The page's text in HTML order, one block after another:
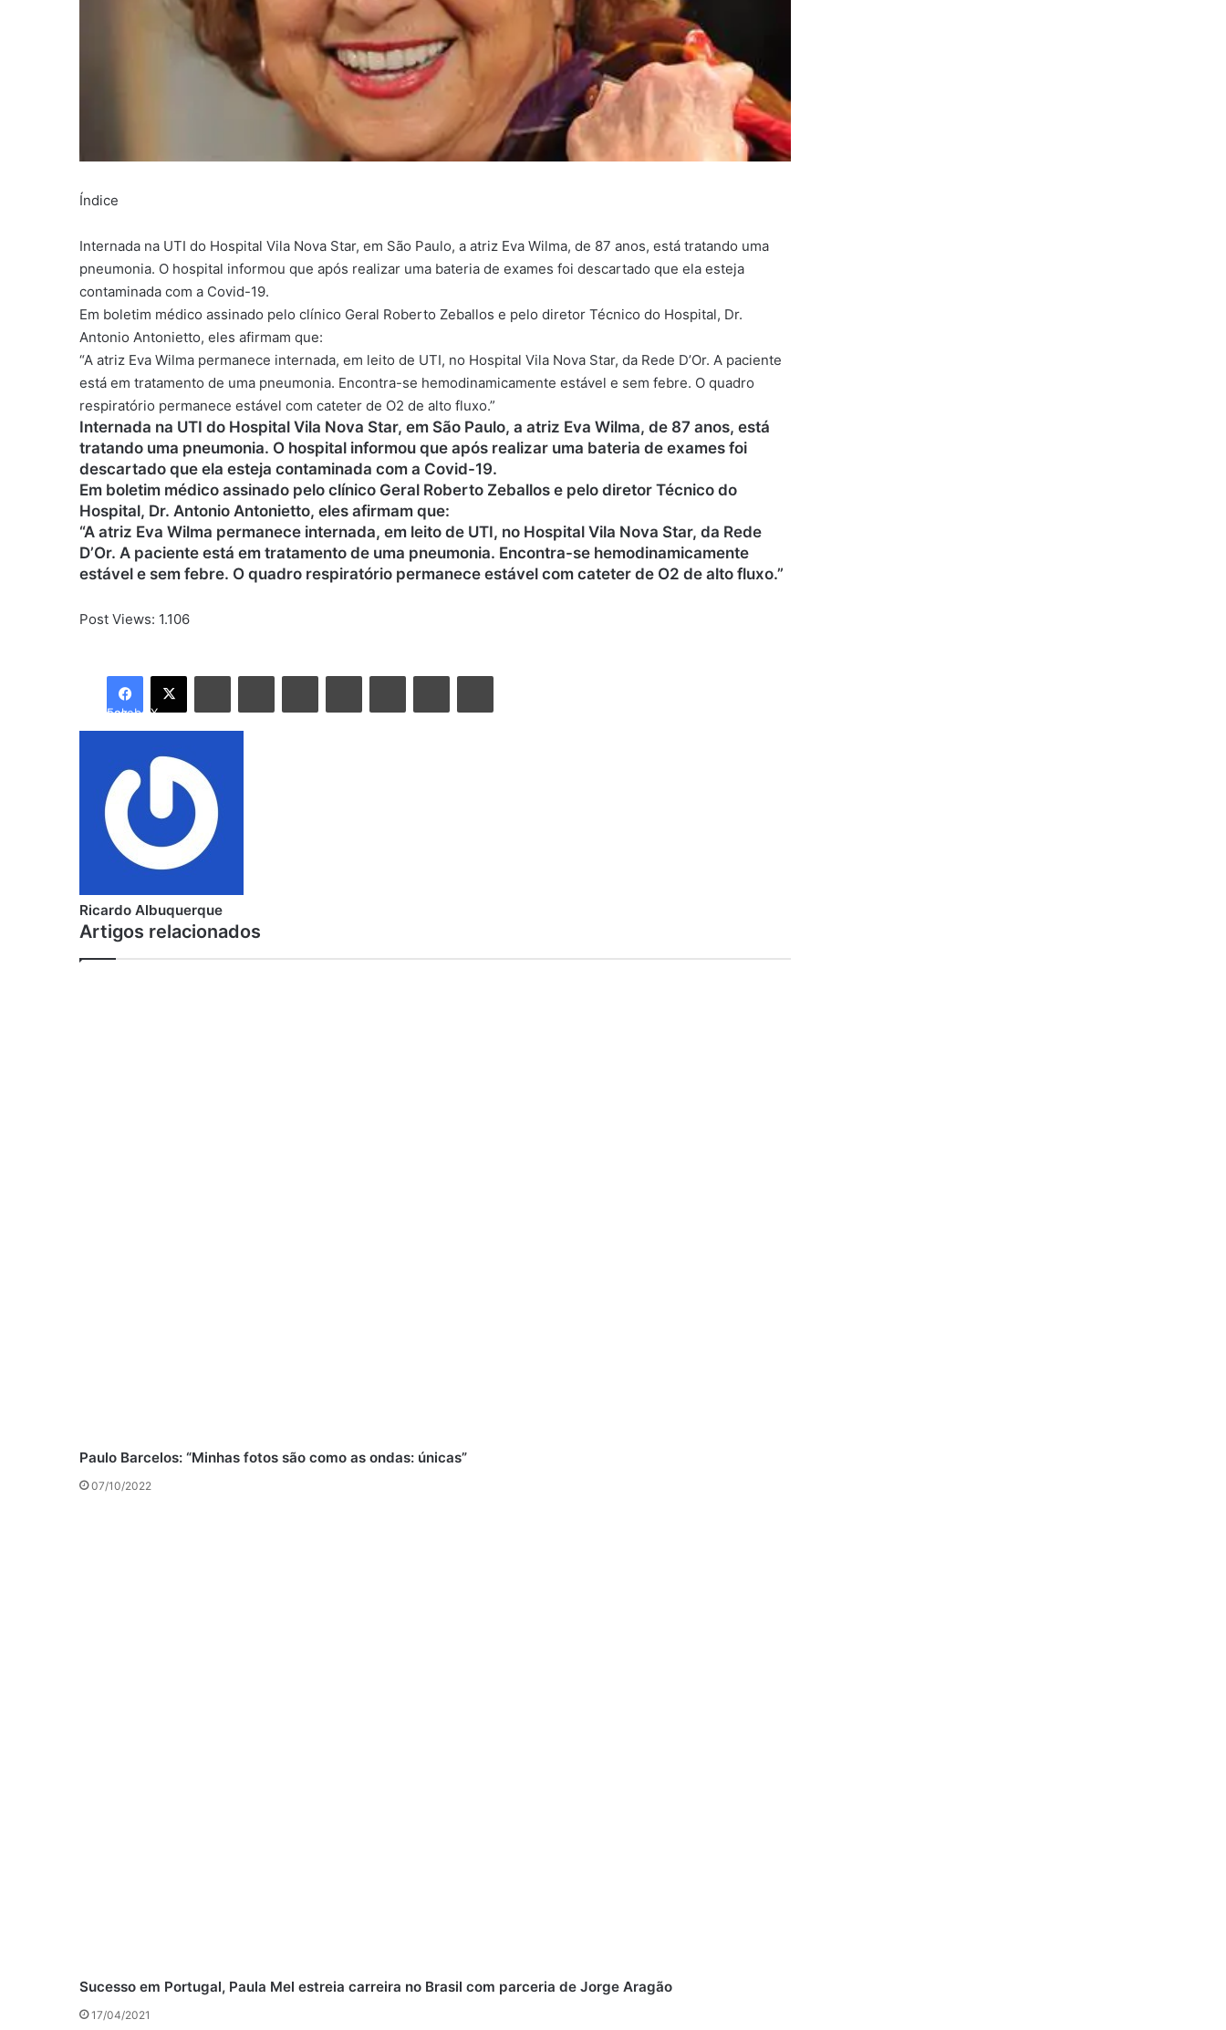
Índice
Internada na UTI do Hospital Vila Nova Star, em São Paulo, a atriz Eva Wilma, de 87 anos, está tratando uma
pneumonia. O hospital informou que após realizar uma bateria de exames foi descartado que ela esteja
contaminada com a Covid-19.
Em boletim médico assinado pelo clínico Geral Roberto Zeballos e pelo diretor Técnico do Hospital, Dr.
Antonio Antonietto, eles afirmam que:
“A atriz Eva Wilma permanece internada, em leito de UTI, no Hospital Vila Nova Star, da Rede D’Or. A paciente
está em tratamento de uma pneumonia. Encontra-se hemodinamicamente estável e sem febre. O quadro
respiratório permanece estável com cateter de O2 de alto fluxo.”
Internada na UTI do Hospital Vila Nova Star, em São Paulo, a atriz Eva Wilma, de 87 anos, está
tratando uma pneumonia. O hospital informou que após realizar uma bateria de exames foi
descartado que ela esteja contaminada com a Covid-19.
Em boletim médico assinado pelo clínico Geral Roberto Zeballos e pelo diretor Técnico do
Hospital, Dr. Antonio Antonietto, eles afirmam que:
“A atriz Eva Wilma permanece internada, em leito de UTI, no Hospital Vila Nova Star, da Rede
D’Or. A paciente está em tratamento de uma pneumonia. Encontra-se hemodinamicamente
estável e sem febre. O quadro respiratório permanece estável com cateter de O2 de alto fluxo.”
Post Views: 1.106
Facebook X
LinkedinTumblr PinterestReddit VK Compartilhar via e-mail Imprimir
Ricardo Albuquerque
Artigos relacionados
Paulo Barcelos: “Minhas fotos são como as ondas: únicas”
07/10/2022
Sucesso em Portugal, Paula Mel estreia carreira no Brasil com parceria de Jorge Aragão
17/04/2021